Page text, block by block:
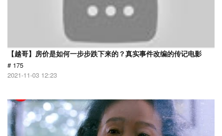
【越哥】房价是如何一步步跌下来的？真实事件改编的传记电影
# 175
2021-11-03 12:23